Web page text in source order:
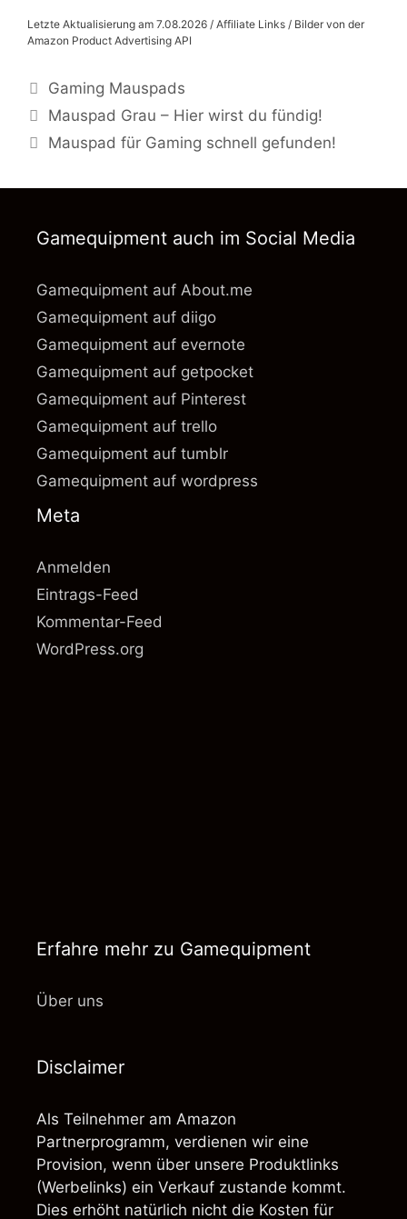
Letzte Aktualisierung am 7.08.2026 / Affiliate Links / Bilder von der
Amazon Product Advertising API
Kategorien
Gaming Mauspads
Mauspad Grau – Hier wirst du fündig!
Mauspad für Gaming schnell gefunden!
Gamequipment auch im Social Media
Gamequipment auf About.me
Gamequipment auf diigo
Gamequipment auf evernote
Gamequipment auf getpocket
Gamequipment auf Pinterest
Gamequipment auf trello
Gamequipment auf tumblr
Gamequipment auf wordpress
Meta
Anmelden
Eintrags-Feed
Kommentar-Feed
WordPress.org
Erfahre mehr zu Gamequipment
Über uns
Disclaimer
Als Teilnehmer am Amazon
Partnerprogramm, verdienen wir eine
Provision, wenn über unsere Produktlinks
(Werbelinks) ein Verkauf zustande kommt.
Dies erhöht natürlich nicht die Kosten für